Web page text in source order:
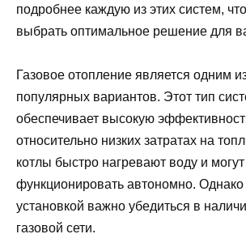
подробнее каждую из этих систем,
выбрать оптимальное решение для
Газовое отопление является одним
популярных вариантов. Этот тип
обеспечивает высокую
относительно низких затратах на
котлы быстро нагревают воду и могут
функционировать автономно. Однако
установкой важно убедиться в
газовой сети.